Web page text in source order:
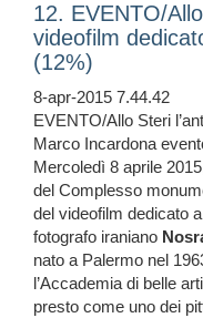
12. EVENTO/
videofilm
(12%)
8-apr-2015 7.44.42
EVENTO/Allo Steri
Marco Incardona
Mercoledì 8 aprile
del Complesso
del videofilm dedicato
fotografo iraniano
nato a Palermo nel
l’Accademia di belle
presto come uno dei